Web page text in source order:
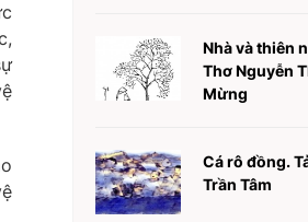
Nhà và thiên
Thơ Nguyễn
Mừng
Cá rô đồng.
Trần Tâm